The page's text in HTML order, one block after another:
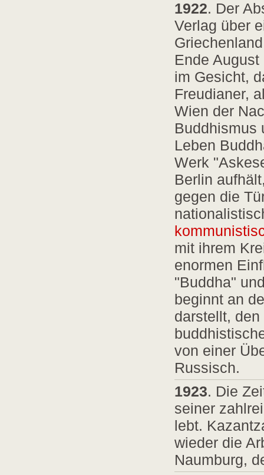
1922. Der
Verlag über
Ende
im Gesicht,
Freudianer,
Wien der
Buddhismus
Leben
Werk
Berlin
gegen die
mit ihrem
enormen
"Buddha"
beginnt an
darstellt,
von einer
Russisch.
1923. Die
seiner
lebt.
wieder die
Naumburg,